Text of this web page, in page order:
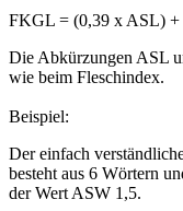
FKGL = (0,39 x ASL) +
Die Abkürzungen ASL
wie beim Fleschindex.
Beispiel:
Der einfach
besteht aus 6 Wörtern
der Wert ASW 1,5.